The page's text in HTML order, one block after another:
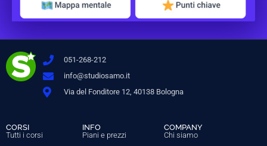
051-268-212
info@studiosamo.it
Via del Fonditore 12, 40138 Bologna
CORSI
Tutti i corsi
INFO
Piani e prezzi
COMPANY
Chi siamo